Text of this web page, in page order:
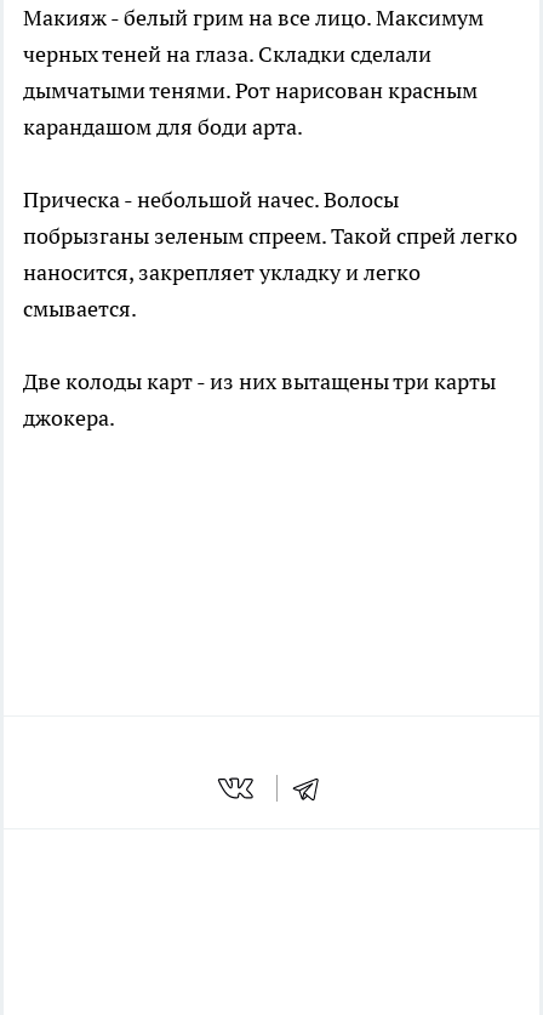
Макияж - белый грим на все лицо. Максимум
черных теней на глаза. Складки сделали
дымчатыми тенями. Рот нарисован красным
карандашом для боди арта.
Прическа - небольшой начес. Волосы
побрызганы зеленым спреем. Такой спрей легко
наносится, закрепляет укладку и легко
смывается.
Две колоды карт - из них вытащены три карты
джокера.